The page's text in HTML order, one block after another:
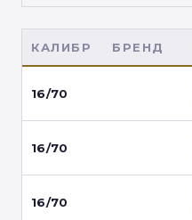
КАЛИБР БРЕНД
16/70
16/70
16/70